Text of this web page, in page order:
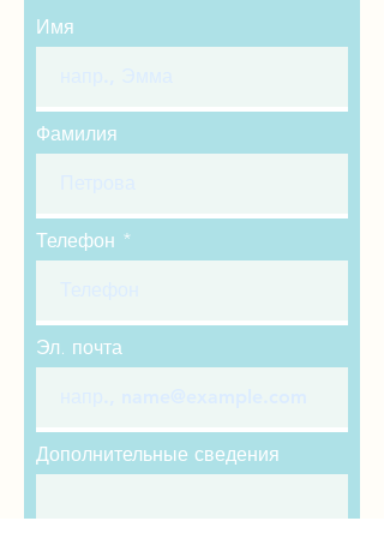
Имя
Фамилия
Телефон
Эл. почта
Дополнительные сведения